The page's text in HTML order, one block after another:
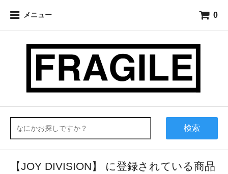
メニュー 0
検索
【JOY DIVISION】 に登録されている商品